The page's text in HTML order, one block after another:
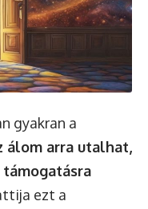
gyakran a
álom arra utalhat,
ezt a